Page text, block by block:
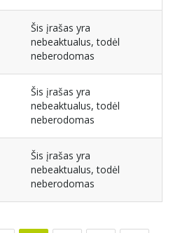
Šis įrašas yra
nebeaktualus, todėl
neberodomas
Šis įrašas yra
nebeaktualus, todėl
neberodomas
Šis įrašas yra
nebeaktualus, todėl
neberodomas